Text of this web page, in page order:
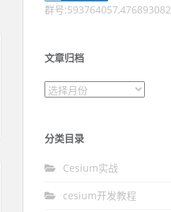
群号:593764057,476893082
文章归档
文章归档
分类目录
Cesium实战
cesium开发教程